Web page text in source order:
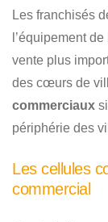
Les franchisés
l’équipement
vente plus
des cœurs de
commerciaux
périphérie des
Les cellules
commercial